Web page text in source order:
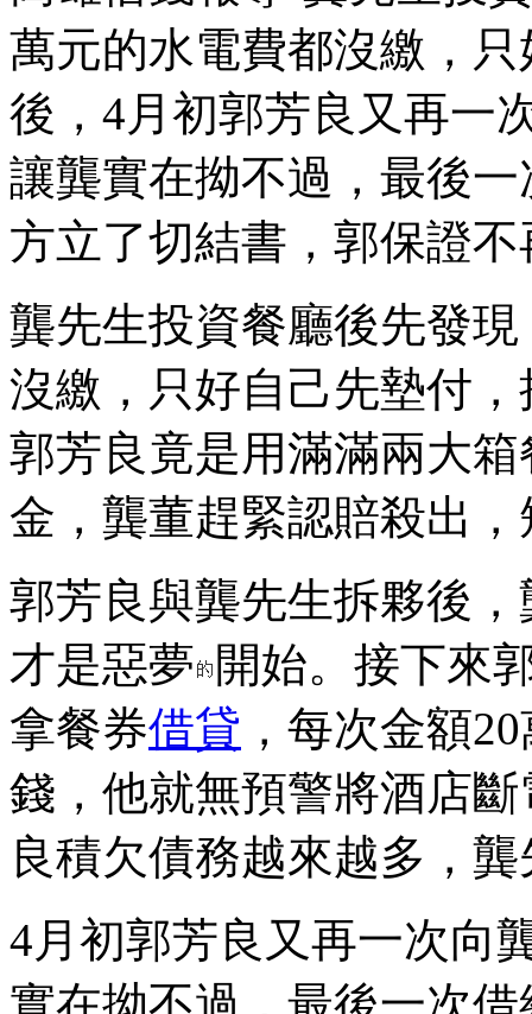
萬元的水電費都沒繳，
後，4月初郭芳良又再一
讓龔實在拗不過，最後
方立了切結書，郭保證
龔先生投資餐廳後先發
沒繳，只好自己先墊付
郭芳良竟是用滿滿兩大
金，龔董趕緊認賠殺出
郭芳良與龔先生拆夥後
才是惡夢 開始。接下來
拿餐券借貸 ，每次金額
錢，他就無預警將酒店
良積欠債務越來越多，
4月初郭芳良又再一次向
實在拗不過，最後一次